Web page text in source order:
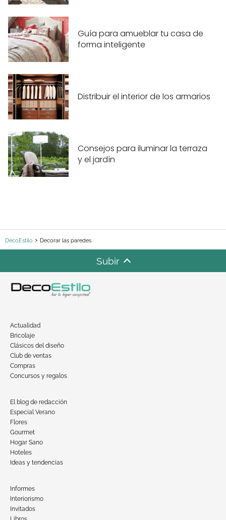
Guía para amueblar tu casa de
forma inteligente
Distribuir el interior de los armarios
Consejos para iluminar la terraza
y el jardín
DecoEstilo Decorar las paredes
Subir
Actualidad
Bricolaje
Clásicos del diseño
Club de ventas
Compras
Concursos y regalos
El blog de redacción
Especial Verano
Flores
Gourmet
Hogar Sano
Hoteles
Ideas y tendencias
Informes
Interiorismo
Invitados